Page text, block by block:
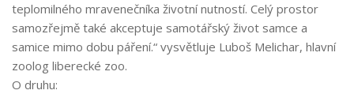
teplomilného mravenečníka životní nutností. Celý prostor
samozřejmě také akceptuje samotářský život samce a
samice mimo dobu páření.“ vysvětluje Luboš Melichar, hlavní
zoolog liberecké zoo.
O druhu: